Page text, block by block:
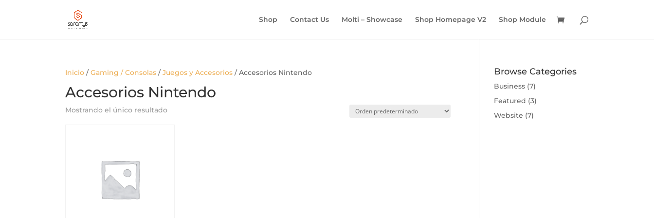
Shop Contact Us Molti – Showcase Shop Homepage V2 Shop Module
PRODUCTOS
Inicio /Gaming / Consolas /Juegos y Accesorios / Accesorios Nintendo
Accesorios Nintendo
Mostrando el único resultado
Browse Categories
Business (7)
Featured (3)
Website (7)